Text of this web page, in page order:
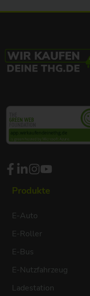
Produkte
E-Auto
E-Roller
E-Bus
E-Nutzfahrzeug
Ladestation